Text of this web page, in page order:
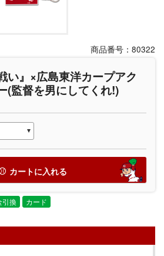
商品番号：80322
い』×広島東洋カープアク
(監督を男にしてくれ!)
カートに入れる
引換 カード